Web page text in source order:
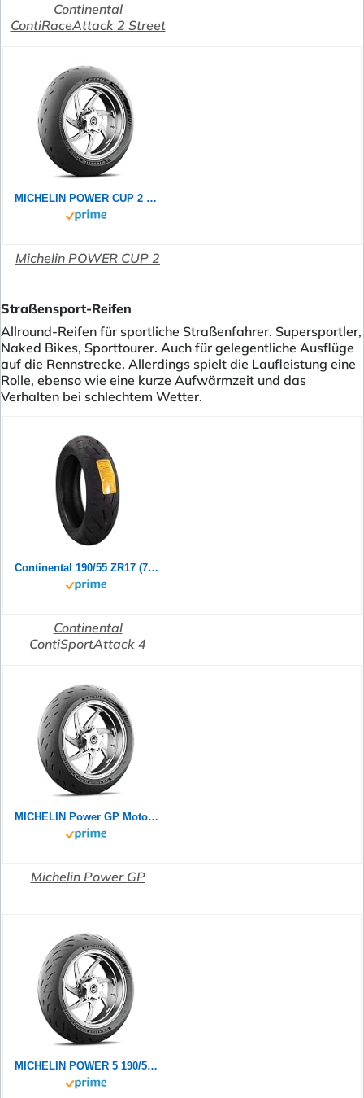
Continental
ContiRaceAttack 2 Street
MICHELIN POWER CUP 2 190/55ZR17 (75W) - Rückseite Reifen
Michelin POWER CUP 2
Straßensport-Reifen
Allround-Reifen für sportliche Straßenfahrer. Supersportler,
Naked Bikes, Sporttourer. Auch für gelegentliche Ausflüge
auf die Rennstrecke. Allerdings spielt die Laufleistung eine
Rolle, ebenso wie eine kurze Aufwärmzeit und das
Verhalten bei schlechtem Wetter.
Continental 190/55 ZR17 (75W) ContiSportAttack 4 M/C Rear Motorradreifen
Continental
ContiSportAttack 4
MICHELIN Power GP Motorradreifen 120/70ZR17 (58W) Vorderrad
Michelin Power GP
MICHELIN POWER 5 190/55ZR17 (75W) - Rückseite Reifen